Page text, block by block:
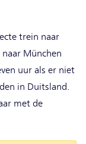
trein naar
München
uur als er niet
in Duitsland.
met de